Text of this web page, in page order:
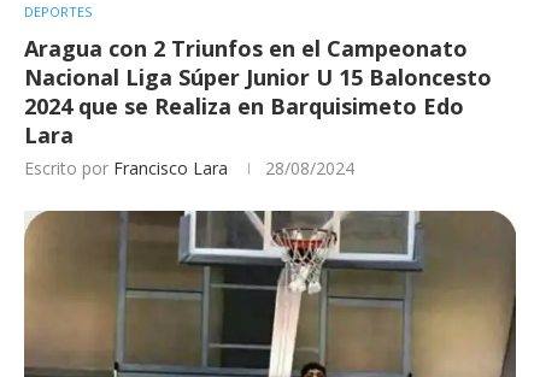
DEPORTES
Aragua con 2 Triunfos en el Campeonato
Nacional Liga Súper Junior U 15 Baloncesto
2024 que se Realiza en Barquisimeto Edo
Lara
Escrito por Francisco Lara 28/08/2024